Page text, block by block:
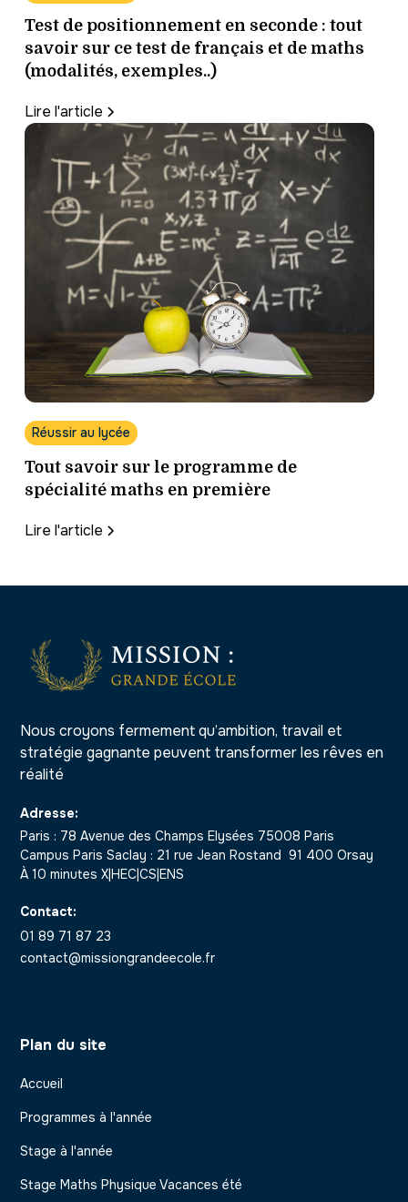
Test de positionnement en seconde : tout
savoir sur ce test de français et de maths
(modalités, exemples..)
Lire l'article
Réussir au lycée
Tout savoir sur le programme de
spécialité maths en première
Lire l'article
Nous croyons fermement qu’ambition, travail et
stratégie gagnante peuvent transformer les rêves en
réalité
Adresse:
Paris : 78 Avenue des Champs Elysées 75008 Paris
Campus Paris Saclay : 21 rue Jean Rostand 91 400 Orsay
À 10 minutes X|HEC|CS|ENS
Contact:
01 89 71 87 23
contact@missiongrandeecole.fr
Plan du site
Accueil
Programmes à l'année
Stage à l'année
Stage Maths Physique Vacances été